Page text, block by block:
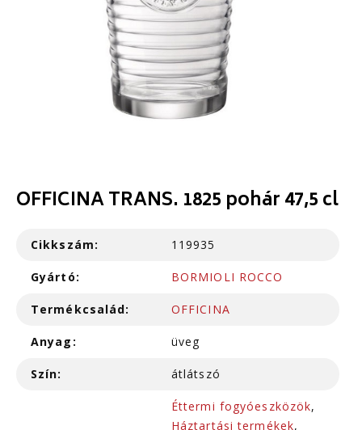
OFFICINA TRANS. 1825 pohár 47,5 cl
Cikkszám: 119935
Gyártó: BORMIOLI ROCCO
Termékcsalád: OFFICINA
Anyag: üveg
Szín: átlátszó
Éttermi fogyóeszközök,
Háztartási termékek,